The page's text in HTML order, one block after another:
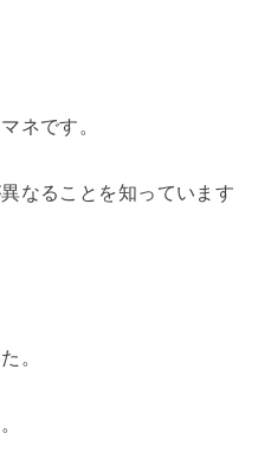
ネです。
なることを知っています
。